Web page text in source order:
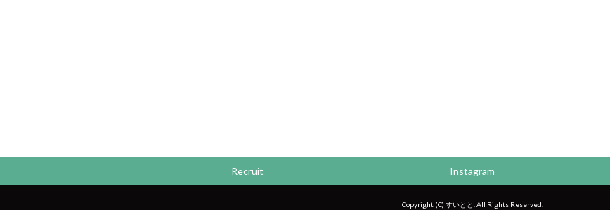
Recruit Instagram
Copyright (C) すいとと. All Rights Reserved.